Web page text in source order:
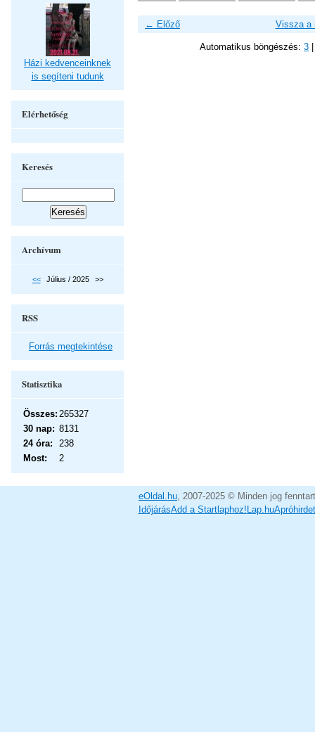
← Előző Vissza a
Automatikus böngészés: 3
Házi kedvenceinknek
is segíteni tudunk
Elérhetőség
Keresés
Archívum
<< Július / 2025 >>
RSS
Forrás megtekintése
Statisztika
Most: 2
Összes: 265327
30 nap: 8131
24 óra:
238
eOldal.hu, 2007-2025 © Minden jog
IdőjárásAdd a Startlaphoz! Lap.hu